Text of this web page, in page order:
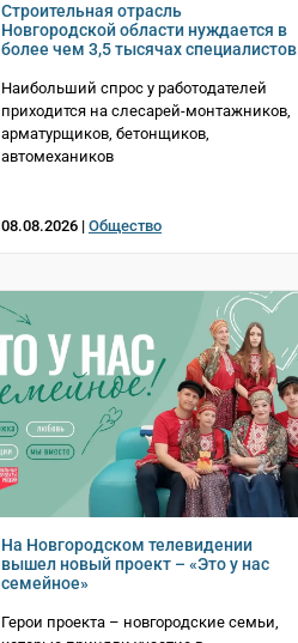
Строительная отрасль
Новгородской области нуждается в
более чем 3,5 тысячах специалистов
Наибольший спрос у работодателей
приходится на слесарей-монтажников,
арматурщиков, бетонщиков,
автомехаников
08.08.2026 | Общество
На Новгородском телевидении
вышел новый проект – «Это у нас
семейное»
Герои проекта – новгородские семьи,